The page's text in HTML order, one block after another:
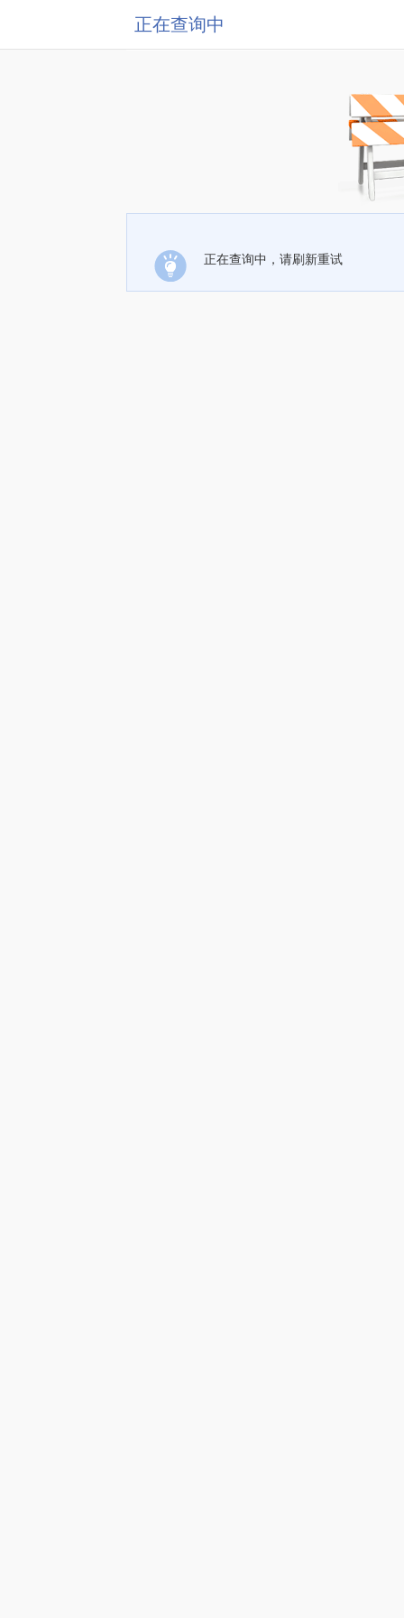
正在查询中
正在查询中，请刷新重试